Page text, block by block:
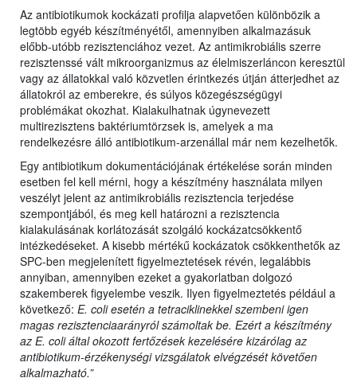
Az antibiotikumok kockázati profilja alapvetően különbözik a
legtöbb egyéb készítményétől, amennyiben alkalmazásuk
előbb-utóbb rezisztenciához vezet. Az antimikrobiális szerre
rezisztenssé vált mikroorganizmus az élelmiszerláncon keresztül
vagy az állatokkal való közvetlen érintkezés útján átterjedhet az
állatokról az emberekre, és súlyos közegészségügyi
problémákat okozhat. Kialakulhatnak úgynevezett
multirezisztens baktériumtörzsek is, amelyek a ma
rendelkezésre álló antibiotikum-arzenállal már nem kezelhetők.
Egy antibiotikum dokumentációjának értékelése során minden
esetben fel kell mérni, hogy a készítmény használata milyen
veszélyt jelent az antimikrobiális rezisztencia terjedése
szempontjából, és meg kell határozni a rezisztencia
kialakulásának korlátozását szolgáló kockázatcsökkentő
intézkedéseket. A kisebb mértékű kockázatok csökkenthetők az
SPC-ben megjelenített figyelmeztetések révén, legalábbis
annyiban, amennyiben ezeket a gyakorlatban dolgozó
szakemberek figyelembe veszik. Ilyen figyelmeztetés például a
következő: E. coli esetén a tetraciklinekkel szembeni igen
magas rezisztenciaarányról számoltak be. Ezért a készítmény
az E. coli által okozott fertőzések kezelésére kizárólag az
antibiotikum-érzékenységi vizsgálatok elvégzését követően
alkalmazható.”